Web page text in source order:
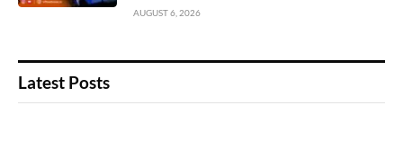
AUGUST 6, 2026
Latest Posts